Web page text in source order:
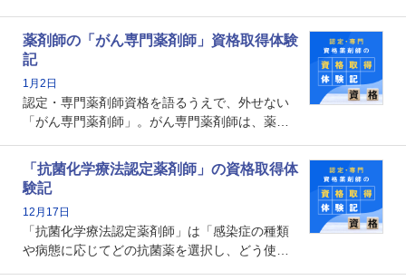
増えているのではないでしょうか。今回はそん
な救急認定薬剤師の取得体験記をご紹介しま
す。
薬剤師の「がん専門薬剤師」資格取得体験
記
1月2日
認定・専門薬剤師資格を語るうえで、外せない
「がん専門薬剤師」。がん専門薬剤師は、薬剤
関する資格として、2009年に発足しました。薬
剤師の専門性を活かして高度化するがん医療に
貢献する姿は、今も病院薬剤師にとって一目置
かれる存在です。
「抗菌化学療法認定薬剤師」の資格取得体
験記
12月17日
「抗菌化学療法認定薬剤師」は「感染症の種類
や病態に応じてどの抗菌薬を選択し、どう使っ